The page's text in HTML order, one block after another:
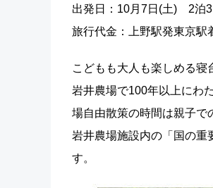
出発日：10月7日(土) 2泊3
旅行代金：上野駅発東京
こどもも大人も楽しめる
岩井農場で100年以上にわ
場自由散策の時間は親子で
岩井農場施設内の「国の重
す。